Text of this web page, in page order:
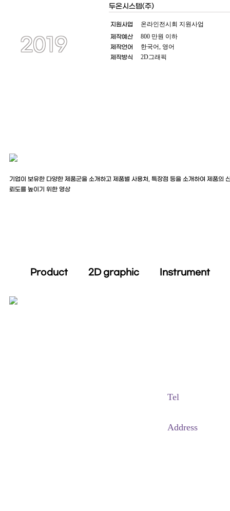
2019
두온시스템(주)
지원사업 온라인전시회 지원사업
제작예산 800 만원 이하
제작언어 한국어, 영어
제작방식 2D그래픽
기업이 보유한 다양한 제품군을 소개하고 제품별 사용처, 특장점 등을 소개하여 제품의
뢰도를 높이기 위한 영상
Product 2D graphic Instrument
Tel
Address